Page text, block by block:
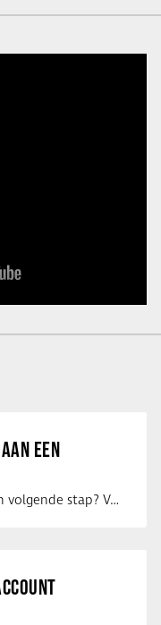
EEN
Ben jij optometrist en toe aan een volgende stap? Voor een optiekketen is Eye …